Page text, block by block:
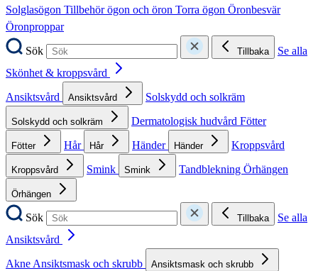
Solglasögon Tillbehör ögon och öron Torra ögon Öronbesvär
Öronproppar
Sök
Tillbaka
Se alla
Skönhet & kroppsvård
Ansiktsvård
Ansiktsvård Solskydd och solkräm
Solskydd och solkräm Dermatologisk hudvård Fötter
Fötter Hår Hår Händer Händer Kroppsvård
Kroppsvård Smink Smink Tandblekning Örhängen
Örhängen
Sök Tillbaka
Se alla
Ansiktsvård
AkneAnsiktsmask och skrubb Ansiktsmask och skrubb